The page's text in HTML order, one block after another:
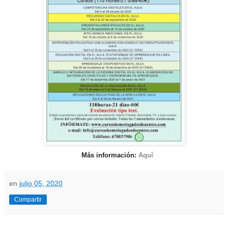
Más información: Aquí
en julio 05, 2020
Compartir